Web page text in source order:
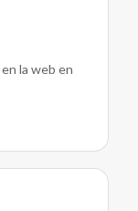
en la web en